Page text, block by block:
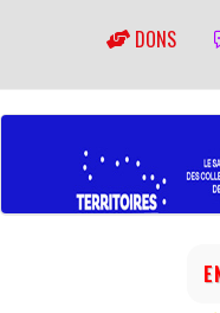
DONS